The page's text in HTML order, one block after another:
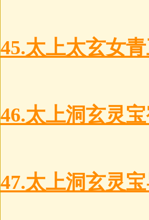
45.太上太玄女
46.太上洞玄灵
47.太上洞玄灵